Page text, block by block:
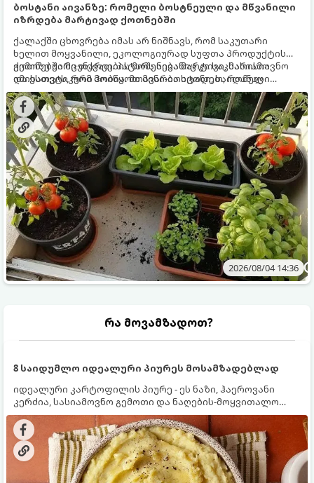
ბოსტანი აივანზე: რომელი ბოსტნეული და მწვანილი
იზრდება მარტივად ქოთნებში
ქალაქში ცხოვრება იმას არ ნიშნავს, რომ საკუთარი
ხელით მოყვანილი, ეკოლოგიურად სუფთა პროდუქტის
გემოზე უარი თქვათ. პატარა აივანიც კი საკმარისია
იმისათვის, რომ მოიწყოთ მინი-ბოსტანი, საიდანაც
ყოველდღიურად ახალ, არომატულ მწვანილსა და
ბოსტნეულს მოკრეფთ.
ქოთნებში მცენარეების მოშენება მარტივი, სასიამოვნო
და ესთეტიკური ჰობია. მთავარია იცოდეთ, რომელი
კულტურები ეგუებიან ქოთნის პირობებს ყველაზე კარგად
და როგორ მოუაროთ მათ სწორად.
2026/08/04 14:36
რა მოვამზადოთ?
8 საიდუმლო იდეალური პიურეს მოსამზადებლად
იდეალური კარტოფილის პიურე - ეს ნაზი, ჰაეროვანი
კერძია, სასიამოვნო გემოთი და ნაღების-მოყვითალო
ფერით. მისი მომზადება ძალიან მარტივია, მაგრამ
არსებობს რამდენიმე საიდუმლო, რომლებიც უნდა
იცოდეთ, რომ პიურე იდეალურად გემრიელი გამოვიდეს.